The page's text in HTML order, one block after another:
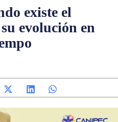
existe el
evolución en